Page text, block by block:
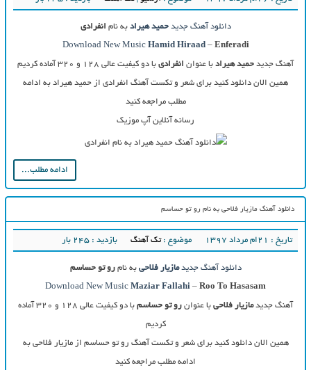
دانلود آهنگ جدید حمید هیراد به نام انفرادی
Download New Music Hamid Hiraad– Enferadi
آهنگ جدید حمید هیراد با عنوان انفرادی با دو کیفیت عالی ۱۲۸ و ۳۲۰ آماده کردیم
همین الان دانلود کنید برای شعر و تکست آهنگ انفرادی از حمید هیراد به ادامه
مطلب مراجعه کنید
رسانه آنلاین آپ موزیک
ادامه مطلب...
دانلود آهنگ مازیار فلاحی به نام رو تو حساسم
تاریخ : ۲۱ام مرداد ۱۳۹۷ موضوع :تک آهنگ بازدید : 245 بار
دانلود آهنگ جدید مازیار فلاحی به نامرو تو حساسم
Download New Music Maziar Fallahi – Roo To Hasasam
آهنگ جدیدمازیار فلاحی با عنوان رو تو حساسم با دو کیفیت عالی ۱۲۸ و ۳۲۰ آماده
کردیم
همین الان دانلود کنید برای شعر و تکست آهنگ رو تو حساسم از مازیار فلاحی به
ادامه مطلب مراجعه کنید